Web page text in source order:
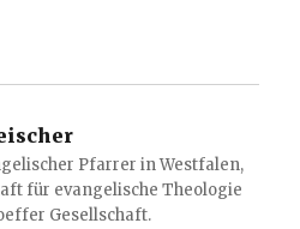
Pfarrer in Westfalen,
für evangelische Theologie
Gesellschaft.